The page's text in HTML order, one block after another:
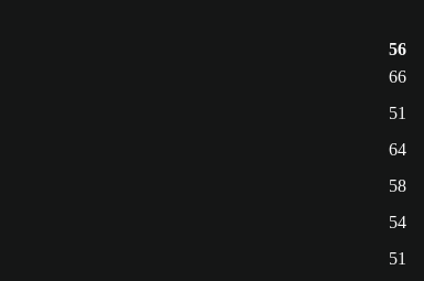
56
66
51
64
58
54
51